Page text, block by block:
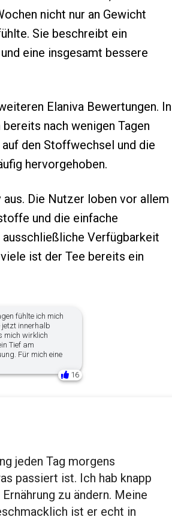
nicht nur an Gewicht
Sie beschreibt ein
eine insgesamt bessere
Elaniva Bewertungen. In
nach wenigen Tagen
den Stoffwechsel und die
hervorgehoben.
Die Nutzer loben vor allem
und die einfache
Verfügbarkeit
ist der Tee bereits ein
fühlte ich mich
jetzt innerhalb
mich wirklich
Tief am
Für mich eine
16
jeden Tag morgens
passiert ist. Ich hab knapp
zu ändern. Meine
ist er echt in